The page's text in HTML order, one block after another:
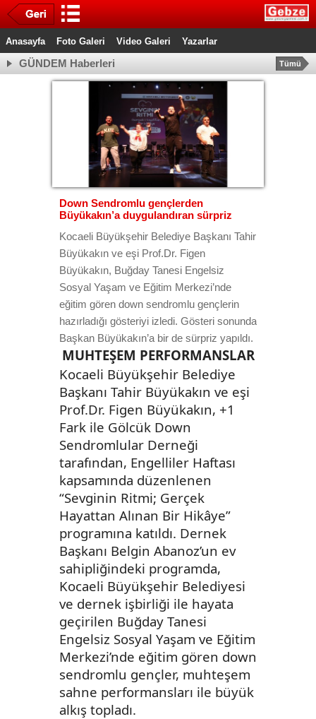
Anasayfa Foto Galeri Video Galeri Yazarlar
GÜNDEM Haberleri Tümü
Down Sendromlu gençlerden
Büyükakın’a duygulandıran sürpriz
Kocaeli Büyükşehir Belediye Başkanı Tahir
Büyükakın ve eşi Prof.Dr. Figen
Büyükakın, Buğday Tanesi Engelsiz
Sosyal Yaşam ve Eğitim Merkezi’nde
eğitim gören down sendromlu gençlerin
hazırladığı gösteriyi izledi. Gösteri sonunda
Başkan Büyükakın’a bir de sürpriz yapıldı.
MUHTEŞEM PERFORMANSLAR
Kocaeli Büyükşehir Belediye
Başkanı Tahir Büyükakın ve eşi
Prof.Dr. Figen Büyükakın, +1
Fark ile Gölcük Down
Sendromlular Derneği
tarafından, Engelliler Haftası
kapsamında düzenlenen
“Sevginin Ritmi; Gerçek
Hayattan Alınan Bir Hikâye”
programına katıldı. Dernek
Başkanı Belgin Abanoz’un ev
sahipliğindeki programda,
Kocaeli Büyükşehir Belediyesi
ve dernek işbirliği ile hayata
geçirilen Buğday Tanesi
Engelsiz Sosyal Yaşam ve Eğitim
Merkezi’nde eğitim gören down
sendromlu gençler, muhteşem
sahne performansları ile büyük
alkış topladı.